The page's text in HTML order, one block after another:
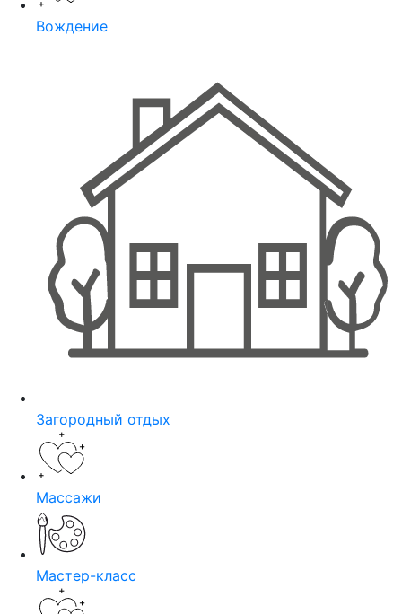
Вождение
Загородный отдых
Массажи
Мастер-класс